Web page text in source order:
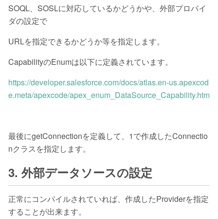
SOQL、SOSLに対応しているかどうかや、外部プロバイ
ダの設定で
URLを指定できるかどうか等を指定します。
CapabilityのEnumは以下に定義されています。
https://developer.salesforce.com/docs/atlas.en-us.apexcod
e.meta/apexcode/apex_enum_DataSource_Capability.htm
最後にgetConnectionを定義して、1で作成したConnectio
nクラスを指定します。
3. 外部データソースの設定
正常にコンパイルされていれば、作成したProviderを指定
することが出来ます。